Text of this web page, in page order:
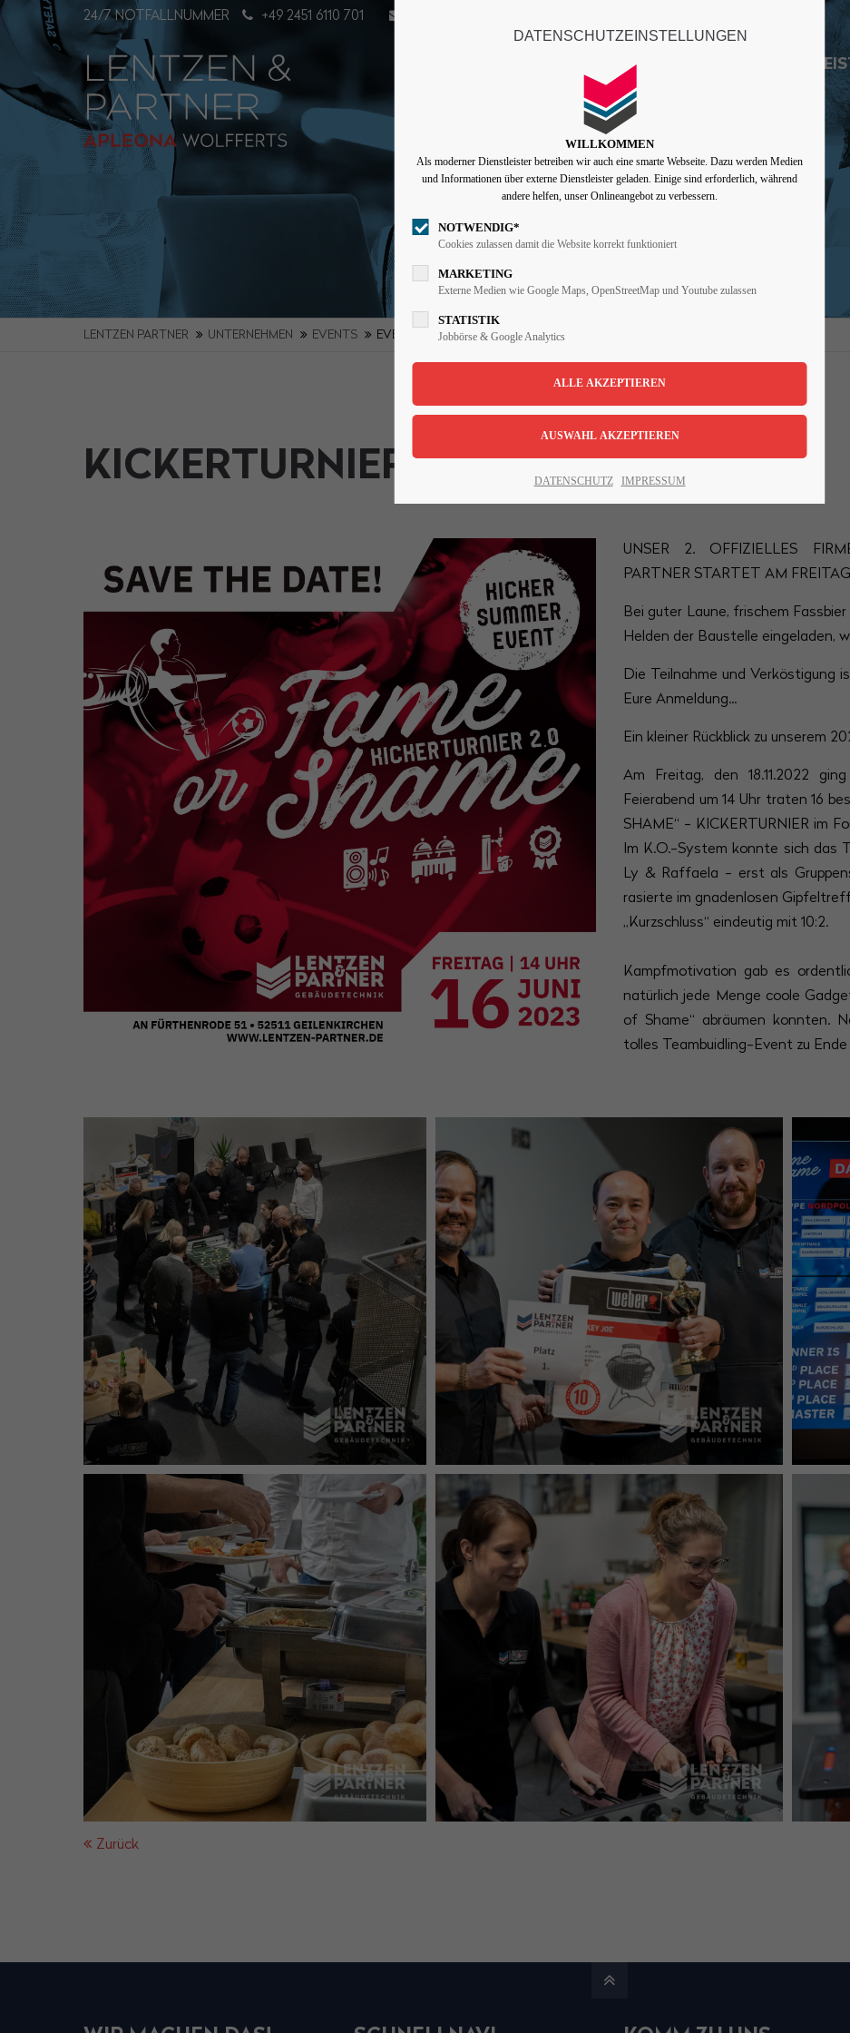
Login
Benutzername
Angemeldet bleiben
Anmelden
24h / 365days
We offer support for our customers
Mon - Fri 8:00am - 5:00pm (GMT +1)
Get in touch
Cybersteel Inc.
San Francisco, CA 94102
Have any questions?
info@yourdomain.com
24/7 NOTFALLNUMMER +49 2451 6110 701
LENTZEN PARTNER UNTERNEHMEN EVENTS EVENTDETAIL
KICKERTURNIER 2.0 16.06.2023, 14:00–20:00
ORT: GEILENKIRCHEN
UNSER 2. OFFIZIELLES
PARTNER STARTET AM
Bei guter Laune, frischem
Helden der Baustelle eingeladen,
Die Teilnahme und Verköstigung
Eure Anmeldung...
Ein kleiner Rückblick zu unserem
Am Freitag, den 18.11.2022
Feierabend um 14 Uhr traten 16
SHAME“ - KICKERTURNIER im
Im K.O.-System konnte sich das
Ly & Raffaela - erst als
rasierte im gnadenlosen
„Kurzschluss“ eindeutig mit 10:2.
Kampfmotivation gab es
natürlich jede Menge coole
of Shame“ abräumen konnten.
tolles Teambuidling-Event zu
Zurück
DATENSCHUTZEINSTELLUNGEN
WILLKOMMEN
Als moderner Dienstleister betreiben wir auch eine smarte Webseite. Dazu werden Medien
und Informationen über externe Dienstleister geladen. Einige sind erforderlich, während
andere helfen, unser Onlineangebot zu verbessern.
NOTWENDIG*
Cookies zulassen damit die Website korrekt funktioniert
MARKETING
Externe Medien wie Google Maps, OpenStreetMap und Youtube zulassen
STATISTIK
Jobbörse & Google Analytics
DATENSCHUTZ IMPRESSUM